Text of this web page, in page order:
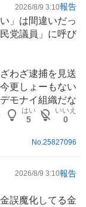
2026/8/9 3:10報告
」は間違いだっ
党議員」に呼び
わざ逮捕を見送
更しょーもない
モナイ組織だな
はい
5
いいえ
0
No.25827096
2026/8/9 3:10報告
誤魔化してる金